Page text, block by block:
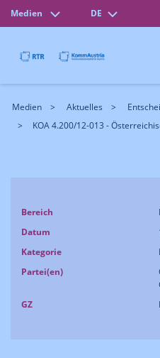
Medien DE
Medien Aktuelles
KOA 4.200/12-013 -
Bereich
Datum
Kategorie
Partei(en)
GZ